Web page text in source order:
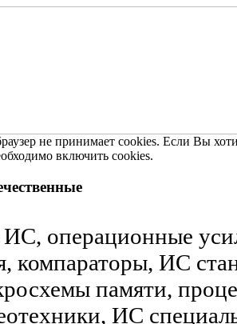
не принимает cookies. Если Вы
включить cookies.
операционные
компараторы, ИС
памяти,
ИС